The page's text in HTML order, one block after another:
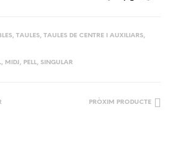
, TAULES, TAULES DE CENTRE I AUXILIARS,
, MIDJ, PELL, SINGULAR
PRÒXIM PRODUCTE